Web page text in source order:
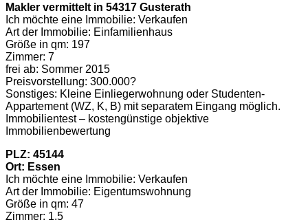
Makler vermittelt in 54317 Gusterath
Ich möchte eine Immobilie: Verkaufen
Art der Immobilie: Einfamilienhaus
Größe in qm: 197
Zimmer: 7
frei ab: Sommer 2015
Preisvorstellung: 300.000?
Sonstiges: Kleine Einliegerwohnung oder Studenten-
Appartement (WZ, K, B) mit separatem Eingang möglich.
Immobilientest – kostengünstige objektive
Immobilienbewertung
PLZ: 45144
Ort: Essen
Ich möchte eine Immobilie: Verkaufen
Art der Immobilie: Eigentumswohnung
Größe in qm: 47
Zimmer: 1,5